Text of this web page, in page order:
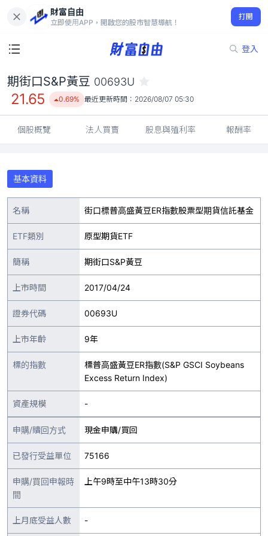
財富自由
立即使用APP，開啟您的股市智慧導航！
打開
登入
21.65
0.69%
期街口S&P黃豆 00693U
21.65 0.69% 最近更新時間： 2026/08/07 05:30
個股概覽 法人買賣 股息與殖利率 報酬率
基本資料
名稱 街口標普高盛黃豆ER指數股票型期貨信託基金
ETF類別 原型期貨ETF
簡稱 期街口S&P黃豆
上市時間 2017/04/24
證券代碼 00693U
上市年齡 9年
標的指數
標普高盛黃豆ER指數(S&P GSCI Soybeans
Excess Return Index)
資產規模 -
申購/贖回方式 現金申購/買回
已發行受益單位 75166
申購/買回申報時
間
上午9時至中午13時30分
上月底受益人數 -